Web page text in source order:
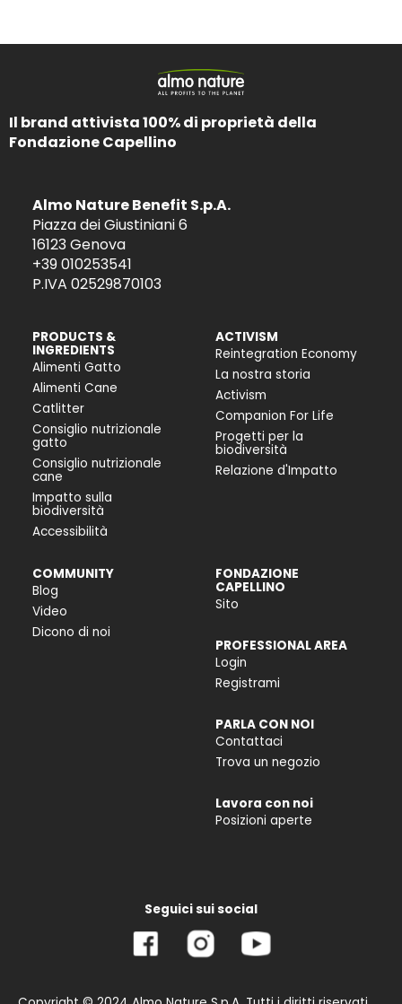
Il brand attivista 100% di proprietà della
Fondazione Capellino
Almo Nature Benefit S.p.A.
Piazza dei Giustiniani 6
16123 Genova
+39 010253541
P.IVA 02529870103
PRODUCTS &
INGREDIENTS
Alimenti Gatto
Alimenti Cane
Catlitter
Consiglio nutrizionale
gatto
Consiglio nutrizionale
cane
Impatto sulla
biodiversità
Accessibilità
ACTIVISM
Reintegration Economy
La nostra storia
Activism
Companion For Life
Progetti per la
biodiversità
Relazione d'Impatto
COMMUNITY
Blog
Video
Dicono di noi
FONDAZIONE
CAPELLINO
Sito
PROFESSIONAL AREA
Login
Registrami
PARLA CON NOI
Contattaci
Trova un negozio
Lavora con noi
Posizioni aperte
Seguici sui social